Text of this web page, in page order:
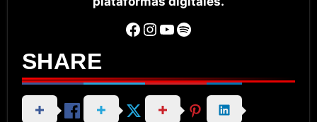
Facebook Instagram YouTube Spotify
SHARE